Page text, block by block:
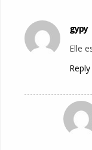
gypy
Elle
Reply